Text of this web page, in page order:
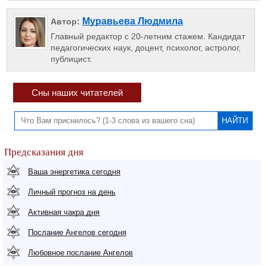
Автор: Муравьева Людмила
Главный редактор с 20-летним стажем. Кандидат
педагогических наук, доцент, психолог, астролог,
публицист.
Сны наших читателей
Предсказания дня
Ваша энергетика сегодня
Личный прогноз на день
Активная чакра дня
Послание Ангелов сегодня
Любовное послание Ангелов